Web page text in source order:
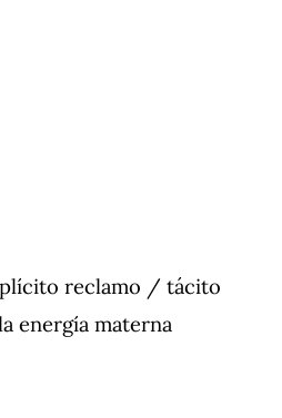
reclamo / tácito
energía materna